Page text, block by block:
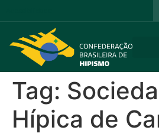
Tag:
Hípica de